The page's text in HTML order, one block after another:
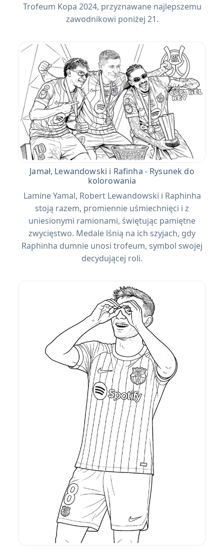
Trofeum Kopa 2024, przyznawane najlepszemu
zawodnikowi poniżej 21.
Jamał, Lewandowski i Rafinha - Rysunek do
kolorowania
Lamine Yamal, Robert Lewandowski i Raphinha
stoją razem, promiennie uśmiechnięci i z
uniesionymi ramionami, świętując pamiętne
zwycięstwo. Medale lśnią na ich szyjach, gdy
Raphinha dumnie unosi trofeum, symbol swojej
decydującej roli.